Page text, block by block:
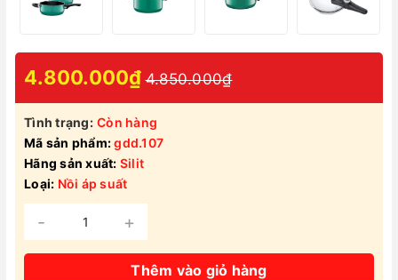
4.800.000₫ 4.850.000₫
Tình trạng: Còn hàng
Mã sản phẩm:gdd.107
Hãng sản xuất: Silit
Loại: Nồi áp suất
- +
Thêm vào giỏ hàng